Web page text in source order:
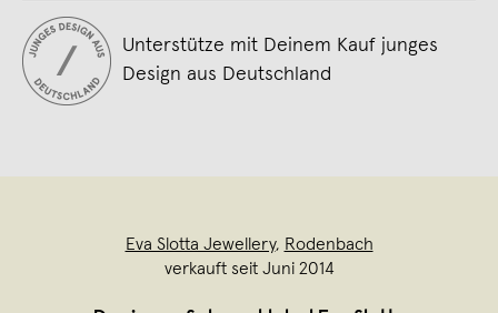
Unterstütze mit Deinem Kauf junges
Design aus Deutschland
Eva Slotta Jewellery, Rodenbach
verkauft seit Juni 2014